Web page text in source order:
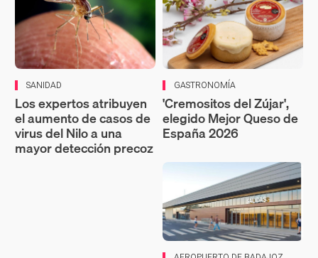
SANIDAD
Los expertos atribuyen
el aumento de casos de
virus del Nilo a una
mayor detección precoz
GASTRONOMÍA
'Cremositos del Zújar',
elegido Mejor Queso de
España 2026